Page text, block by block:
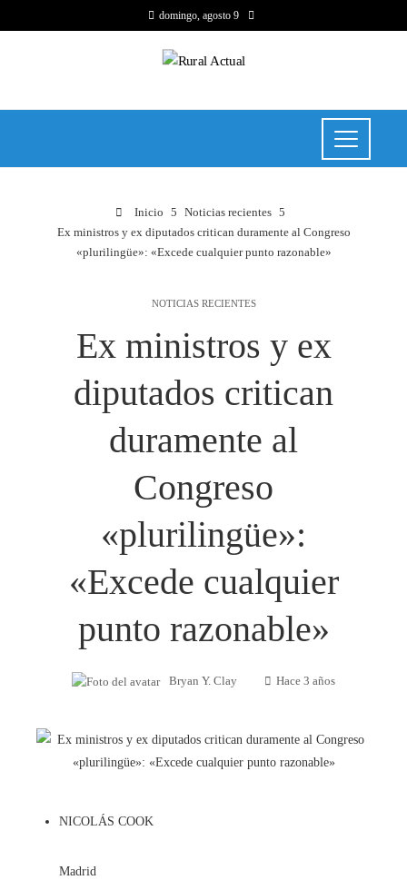
domingo, agosto 9
Inicio
Noticias recientes
Ex ministros y ex diputados critican duramente al Congreso
«plurilingüe»: «Excede cualquier punto razonable»
NOTICIAS RECIENTES
Ex ministros y ex
diputados critican
duramente al
Congreso
«plurilingüe»:
«Excede cualquier
punto razonable»
Bryan Y. Clay Hace 3 años
NICOLÁS COOK
Madrid